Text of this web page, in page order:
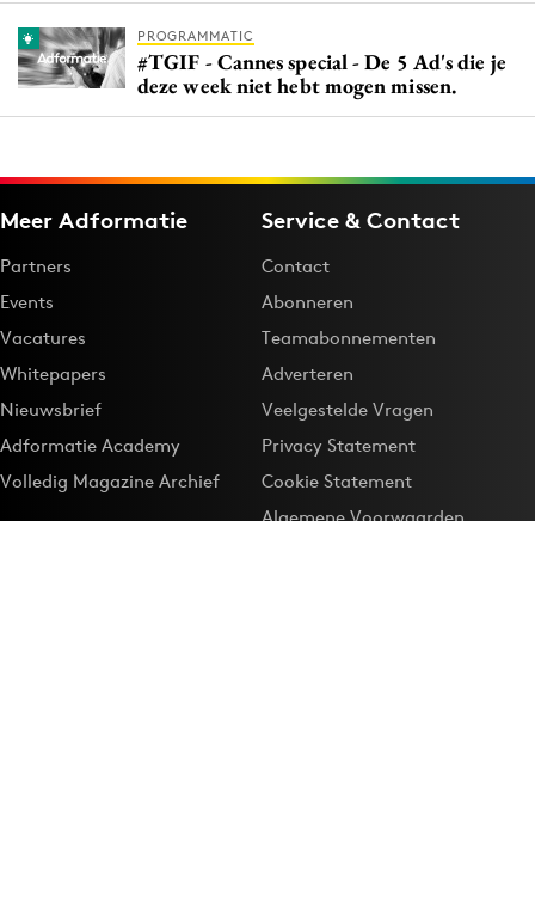
PROGRAMMATIC
#TGIF - Cannes special - De 5 Ad's die je
deze week niet hebt mogen missen.
Meer Adformatie
Partners
Events
Vacatures
Whitepapers
Nieuwsbrief
Adformatie Academy
Volledig Magazine Archief
Service & Contact
Contact
Abonneren
Teamabonnementen
Adverteren
Veelgestelde Vragen
Privacy Statement
Cookie Statement
Algemene Voorwaarden